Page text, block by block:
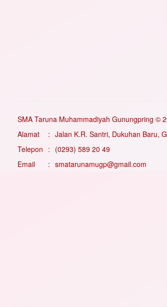
SMA Taruna Muhammadiyah Gunungpring ©
Alamat
: Jalan K.R. Santri, Dukuhan Baru,
Telepon : (0293) 589 20 49
Email
: smatarunamugp@gmail.com